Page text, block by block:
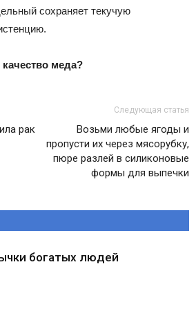
сохраняет текучую
меда?
рак
Следующая статья
Возьми любые ягоды и
пропусти их через мясорубку,
пюре разлей в силиконовые
формы для выпечки
богатых людей